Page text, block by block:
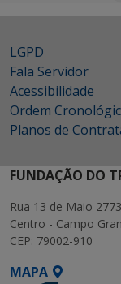
LGPD
Fala Servidor
Acessibilidade
Ordem
Planos de
FUNDAÇÃO DO
Rua 13 de Maio 2773
Centro - Campo
CEP: 79002-910
MAPA